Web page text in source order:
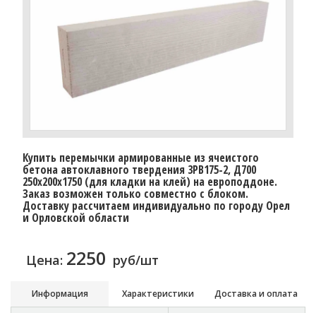
Купить перемычки армированные из ячеистого
бетона автоклавного твердения 3PB175-2, Д700
250х200х1750 (для кладки на клей) на европоддоне.
Заказ возможен только совместно с блоком.
Доставку рассчитаем индивидуально по городу Орел
и Орловской области
Цена: 2250 руб/шт
Информация Характеристики Доставка и оплата